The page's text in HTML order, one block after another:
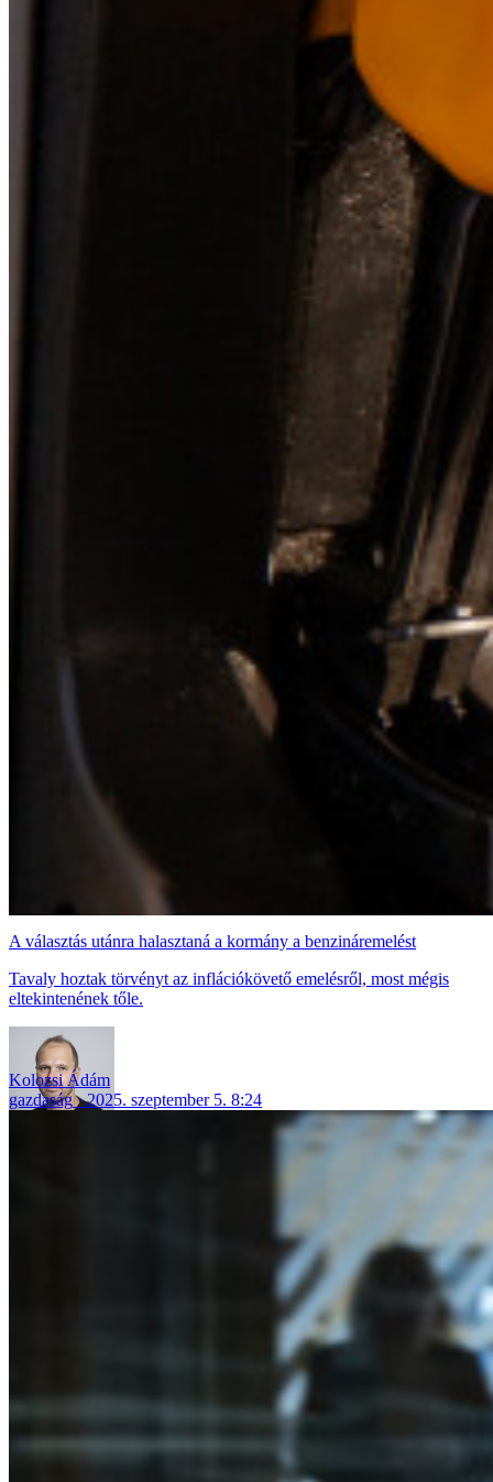
A választás utánra halasztaná a kormány a benzináremelést
Tavaly hoztak törvényt az inflációkövető emelésről, most mégis
eltekintenének tőle.
Kolozsi Ádám
gazdaság
2025. szeptember 5. 8:24